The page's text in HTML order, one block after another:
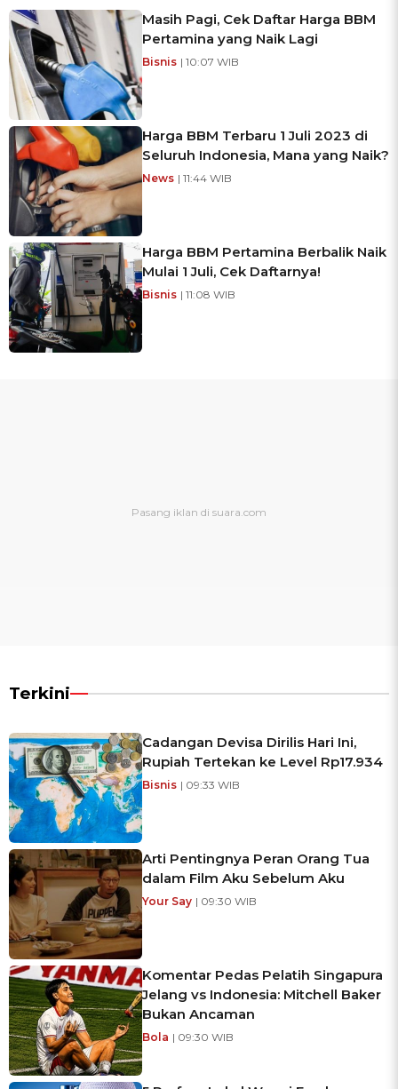
Masih Pagi, Cek Daftar Harga BBM
Pertamina yang Naik Lagi
Bisnis | 10:07 WIB
Harga BBM Terbaru 1 Juli 2023 di
Seluruh Indonesia, Mana yang Naik?
News | 11:44 WIB
Harga BBM Pertamina Berbalik Naik
Mulai 1 Juli, Cek Daftarnya!
Bisnis | 11:08 WIB
Terkini
Cadangan Devisa Dirilis Hari Ini,
Rupiah Tertekan ke Level Rp17.934
Bisnis | 09:33 WIB
Arti Pentingnya Peran Orang Tua
dalam Film Aku Sebelum Aku
Your Say | 09:30 WIB
Komentar Pedas Pelatih Singapura
Jelang vs Indonesia: Mitchell Baker
Bukan Ancaman
Bola | 09:30 WIB